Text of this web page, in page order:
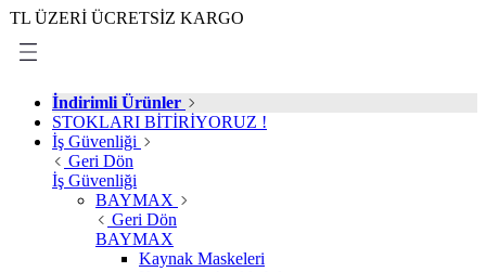
ÜCRETSİZ KARGO
İndirimli Ürünler
STOKLARI BİTİRİYORUZ !
İş Güvenliği
Geri Dön
İş Güvenliği
BAYMAX
Geri Dön
BAYMAX
Kaynak Maskeleri